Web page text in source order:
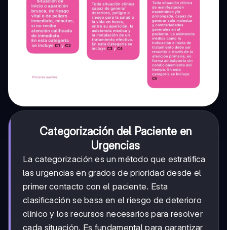
Categorización del Paciente en
Urgencias
La categorización es un método que estratifica
las urgencias en grados de prioridad desde el
primer contacto con el paciente. Esta
clasificación se basa en el riesgo de deterioro
clínico y los recursos necesarios para resolver
cada situación. Es fundamental para garantizar